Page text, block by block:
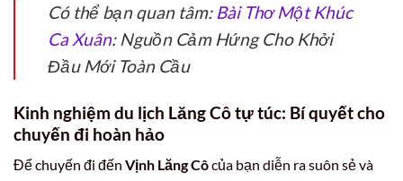
Có thể bạn quan tâm: Bài Thơ Một Khúc
Ca Xuân: Nguồn Cảm Hứng Cho Khởi
Đầu Mới Toàn Cầu
Kinh nghiệm du lịch Lăng Cô tự túc: Bí quyết cho
chuyến đi hoàn hảo
Để chuyến đi đến Vịnh Lăng Côcủa bạn diễn ra suôn sẻ và